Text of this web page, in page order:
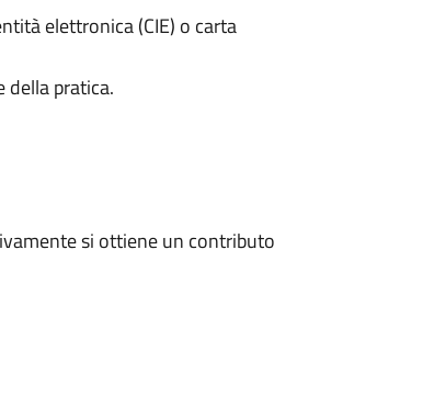
elettronica (CIE) o carta
pratica.
si ottiene un contributo